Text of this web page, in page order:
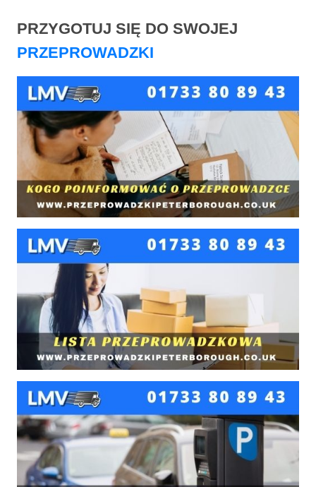
PRZYGOTUJ SIĘ DO SWOJEJ
PRZEPROWADZKI